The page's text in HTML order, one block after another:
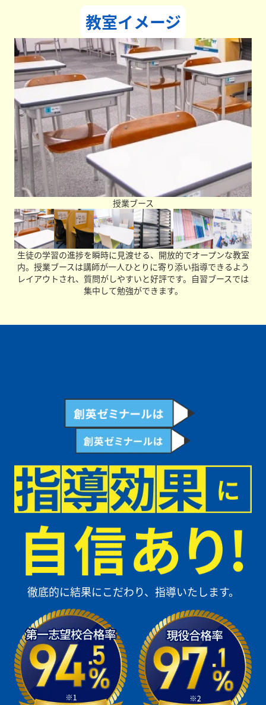
ように常に意識しています。
どんな教室づくりを目指していますか？
「明るく、楽しく、授業はわかりやすく」をモットーに、
教室づくりを行っています。毎回塾に行くのが楽しみにな
るような、あたたかく前向きな雰囲気づくりを心がけてい
ます。同時に、塾に依存せず「自立」できる力を育てるこ
とも大切にしており、楽しい環境の中にも、けじめを持っ
て学習に取り組めるよう指導しています。学習面はもちろ
ん、精神面でも自立できるようサポートし、生徒たちが社
会に出るための力を身につけられるよう努めています。
学生たちへメッセージをお願いします。
勉強のサポートをしてくれる先生はもちろん、悩みを相談
できる先生や、部活・趣味などを共感してくれる先生もた
くさんいます。みなさんの「本気」をしっかり後押しでき
る環境が整っています。勉強が得意な生徒も、苦手な生徒
も、一人ひとりに寄り添いながら全力でサポートしますの
で、ぜひ一度教室に来てみてください。一緒に、本気で頑
張っていきましょう！
教室イメージ
授業ブース
生徒の学習の進捗を瞬時に見渡せる、開放的でオープンな教室
内。授業ブースは講師が一人ひとりに寄り添い指導できるよう
レイアウトされ、質問がしやすいと好評です。自習ブースでは
集中して勉強ができます。
徹底的に結果にこだわり、指導いたします。